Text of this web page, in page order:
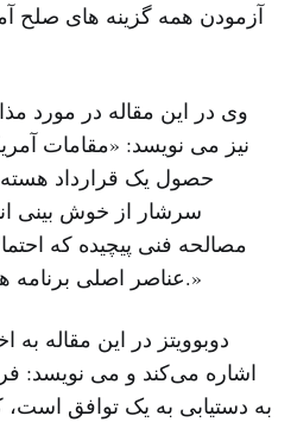
آزمودن همه گزینه های صلح
نیز می نویسد: «مقامات
حصول یک قرارداد هسته
سرشار از خوش بینی
مصالحه فنی پیچیده که
عناصر اصلی برنامه هسته ای خود را حفظ کند.»
اشاره می‌کند و می نویسد:
به دستیابی به یک توافق است،